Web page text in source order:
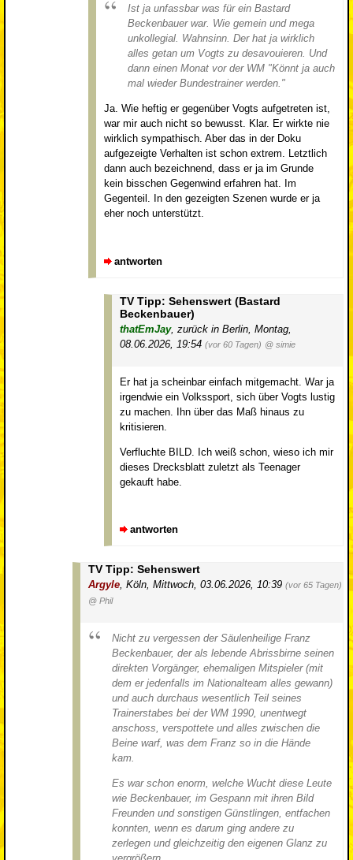
Ist ja unfassbar was für ein Bastard
Beckenbauer war. Wie gemein und mega
unkollegial. Wahnsinn. Der hat ja wirklich
alles getan um Vogts zu desavouieren. Und
dann einen Monat vor der WM "Könnt ja auch
mal wieder Bundestrainer werden."
Ja. Wie heftig er gegenüber Vogts aufgetreten ist,
war mir auch nicht so bewusst. Klar. Er wirkte nie
wirklich sympathisch. Aber das in der Doku
aufgezeigte Verhalten ist schon extrem. Letztlich
dann auch bezeichnend, dass er ja im Grunde
kein bisschen Gegenwind erfahren hat. Im
Gegenteil. In den gezeigten Szenen wurde er ja
eher noch unterstützt.
antworten
TV Tipp: Sehenswert (Bastard
Beckenbauer)
thatEmJay, zurück in Berlin Montag,
08.06.2026, 19:54 (vor 60 Tagen) @ simie
Er hat ja scheinbar einfach mitgemacht. War ja
irgendwie ein Volkssport, sich über Vogts lustig
zu machen. Ihn über das Maß hinaus zu
kritisieren.
Verfluchte BILD. Ich weiß schon, wieso ich mir
dieses Drecksblatt zuletzt als Teenager
gekauft habe.
antworten
TV Tipp: Sehenswert
Argyle Köln Mittwoch, 03.06.2026, 10:39 (vor 65 Tagen)
@ Phil
Nicht zu vergessen der Säulenheilige Franz
Beckenbauer, der als lebende Abrissbirne seinen
direkten Vorgänger, ehemaligen Mitspieler (mit
dem er jedenfalls im Nationalteam alles gewann)
und auch durchaus wesentlich Teil seines
Trainerstabes bei der WM 1990, unentwegt
anschoss, verspottete und alles zwischen die
Beine warf, was dem Franz so in die Hände
kam.
Es war schon enorm, welche Wucht diese Leute
wie Beckenbauer, im Gespann mit ihren Bild
Freunden und sonstigen Günstlingen, entfachen
konnten, wenn es darum ging andere zu
zerlegen und gleichzeitig den eigenen Glanz zu